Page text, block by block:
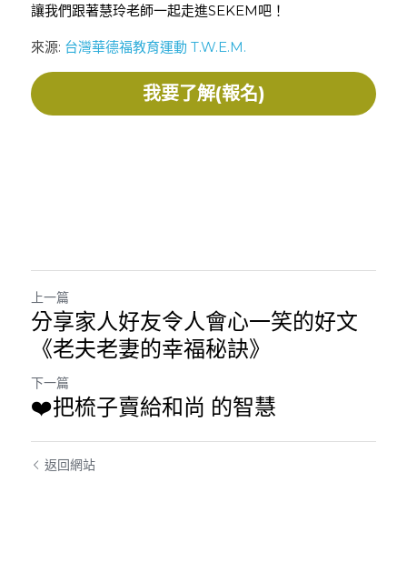
讓我們跟著慧玲老師一起走進SEKEM吧！
來源: 台灣華德福教育運動 T.W.E.M.
我要了解(報名)
上一篇
分享家人好友令人會心一笑的好文
《老夫老妻的幸福秘訣》
下一篇
❤️把梳子賣給和尚 的智慧
返回網站